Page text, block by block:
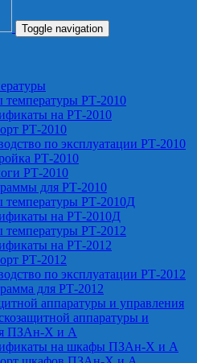
Toggle navigation
температуры РТ-2010
на РТ-2010
РТ-2010
по эксплуатации РТ-2010
РТ-2010
РТ-2010
для РТ-2010
температуры РТ-2010Д
на РТ-2010Д
температуры РТ-2012
на РТ-2012
РТ-2012
по эксплуатации РТ-2012
для РТ-2012
аппаратуры и управления
аппаратуры и
ПЗАн-Х и А
на шкафы ПЗАн-Х и А